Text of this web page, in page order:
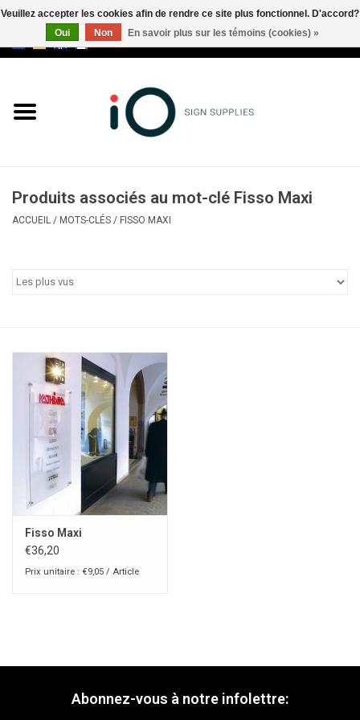
Marques
Appelez-nous au +32 3 353 67
Produits associés au mot-clé Fisso Maxi
ACCUEIL / MOTS-CLÉS / FISSO MAXI
Fisso Maxi
€36,20
Prix unitaire : €9,05 / Article
Abonnez-vous à notre infolettre:
Veuillez accepter les cookies afin de rendre ce site plus fonctionnel. D'accord?
Oui
Non En savoir plus sur les témoins (cookies) »